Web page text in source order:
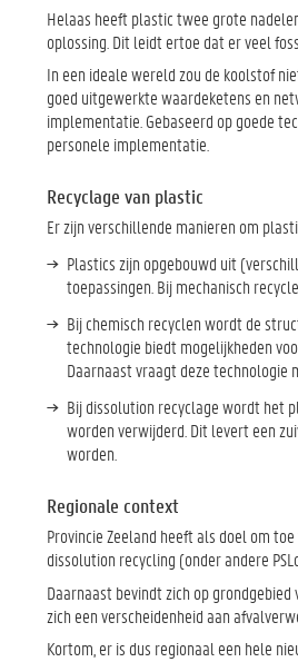
Helaas heeft plastic twee grote
oplossing. Dit leidt ertoe dat er veel
In een ideale wereld zou de koolstof
goed uitgewerkte waardeketens en
implementatie. Gebaseerd op goede
personele implementatie.
Recyclage van plastic
Er zijn verschillende manieren om
Plastics zijn opgebouwd uit
toepassingen. Bij mechanisch
Bij chemisch recyclen wordt de
technologie biedt mogelijkheden
Daarnaast vraagt deze technologie
Bij dissolution recyclage wordt het
worden verwijderd. Dit levert een
worden.
Regionale context
Provincie Zeeland heeft als doel om
dissolution recycling (onder andere
Daarnaast bevindt zich op
zich een verscheidenheid aan
Kortom, er is dus regionaal een hele